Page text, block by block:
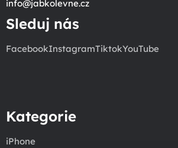
info@jabkolevne.cz
Sleduj nás
FacebookInstagramTiktokYouTube
Kategorie
iPhone